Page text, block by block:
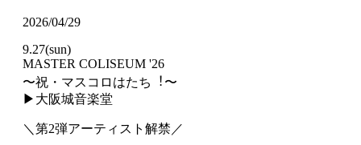
2026/04/29
9.27(sun)
MASTER COLISEUM '26
〜祝・マスコロはたち︕〜
▶︎大阪城⾳楽堂
＼第2弾アーティスト解禁／